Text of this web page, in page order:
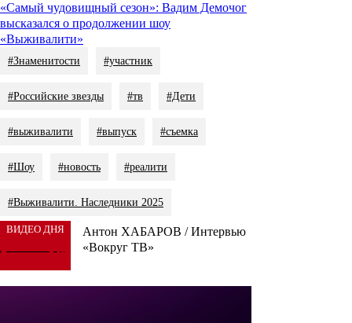
«Самый чудовищный сезон»: Вадим Демочог
высказался о продолжении шоу
«Выживалити»
#Знаменитости #участник
#Российские звезды #тв #Дети
#выживалити #выпуск #съемка
#Шоу #новость #реалити
#Выживалити. Наследники 2025
ВИДЕО ДНЯ
Антон ХАБАРОВ / Интервью
«Вокруг ТВ»